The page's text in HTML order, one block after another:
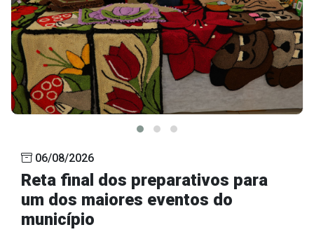
06/08/2026
Reta final dos preparativos para
um dos maiores eventos do
município